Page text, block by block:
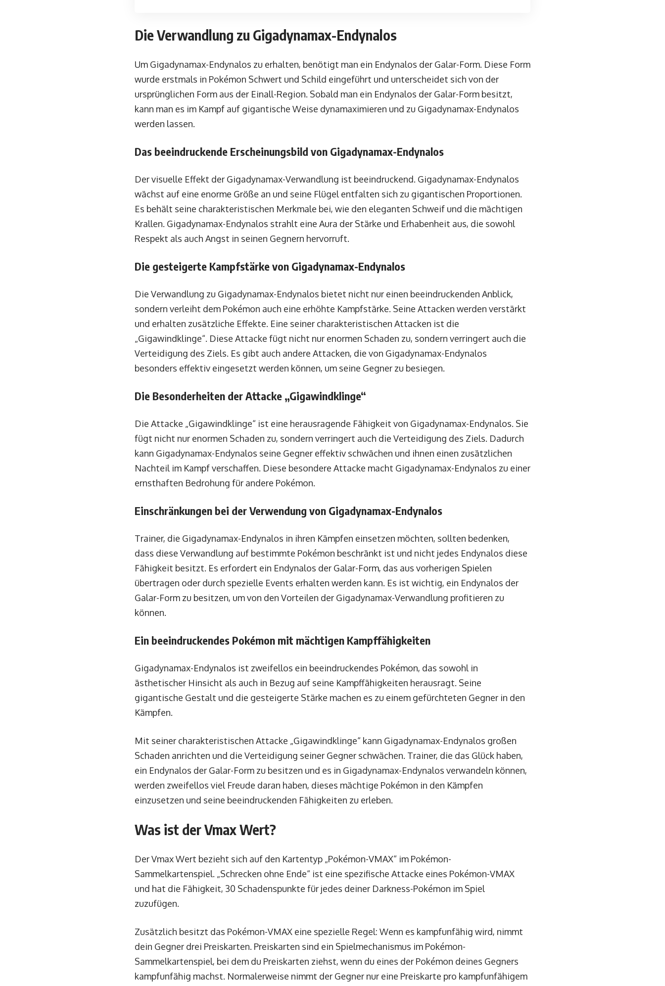
Die Verwandlung zu Gigadynamax-Endynalos
Um Gigadynamax-Endynalos zu erhalten, benötigt man ein Endynalos der Galar-Form. Diese Form
wurde erstmals in Pokémon Schwert und Schild eingeführt und unterscheidet sich von der
ursprünglichen Form aus der Einall-Region. Sobald man ein Endynalos der Galar-Form besitzt,
kann man es im Kampf auf gigantische Weise dynamaximieren und zu Gigadynamax-Endynalos
werden lassen.
Das beeindruckende Erscheinungsbild von Gigadynamax-Endynalos
Der visuelle Effekt der Gigadynamax-Verwandlung ist beeindruckend. Gigadynamax-Endynalos
wächst auf eine enorme Größe an und seine Flügel entfalten sich zu gigantischen Proportionen.
Es behält seine charakteristischen Merkmale bei, wie den eleganten Schweif und die mächtigen
Krallen. Gigadynamax-Endynalos strahlt eine Aura der Stärke und Erhabenheit aus, die sowohl
Respekt als auch Angst in seinen Gegnern hervorruft.
Die gesteigerte Kampfstärke von Gigadynamax-Endynalos
Die Verwandlung zu Gigadynamax-Endynalos bietet nicht nur einen beeindruckenden Anblick,
sondern verleiht dem Pokémon auch eine erhöhte Kampfstärke. Seine Attacken werden verstärkt
und erhalten zusätzliche Effekte. Eine seiner charakteristischen Attacken ist die
„Gigawindklinge“. Diese Attacke fügt nicht nur enormen Schaden zu, sondern verringert auch die
Verteidigung des Ziels. Es gibt auch andere Attacken, die von Gigadynamax-Endynalos
besonders effektiv eingesetzt werden können, um seine Gegner zu besiegen.
Die Besonderheiten der Attacke „Gigawindklinge“
Die Attacke „Gigawindklinge“ ist eine herausragende Fähigkeit von Gigadynamax-Endynalos. Sie
fügt nicht nur enormen Schaden zu, sondern verringert auch die Verteidigung des Ziels. Dadurch
kann Gigadynamax-Endynalos seine Gegner effektiv schwächen und ihnen einen zusätzlichen
Nachteil im Kampf verschaffen. Diese besondere Attacke macht Gigadynamax-Endynalos zu einer
ernsthaften Bedrohung für andere Pokémon.
Einschränkungen bei der Verwendung von Gigadynamax-Endynalos
Trainer, die Gigadynamax-Endynalos in ihren Kämpfen einsetzen möchten, sollten bedenken,
dass diese Verwandlung auf bestimmte Pokémon beschränkt ist und nicht jedes Endynalos diese
Fähigkeit besitzt. Es erfordert ein Endynalos der Galar-Form, das aus vorherigen Spielen
übertragen oder durch spezielle Events erhalten werden kann. Es ist wichtig, ein Endynalos der
Galar-Form zu besitzen, um von den Vorteilen der Gigadynamax-Verwandlung profitieren zu
können.
Ein beeindruckendes Pokémon mit mächtigen Kampffähigkeiten
Gigadynamax-Endynalos ist zweifellos ein beeindruckendes Pokémon, das sowohl in
ästhetischer Hinsicht als auch in Bezug auf seine Kampffähigkeiten herausragt. Seine
gigantische Gestalt und die gesteigerte Stärke machen es zu einem gefürchteten Gegner in den
Kämpfen.
Mit seiner charakteristischen Attacke „Gigawindklinge“ kann Gigadynamax-Endynalos großen
Schaden anrichten und die Verteidigung seiner Gegner schwächen. Trainer, die das Glück haben,
ein Endynalos der Galar-Form zu besitzen und es in Gigadynamax-Endynalos verwandeln können,
werden zweifellos viel Freude daran haben, dieses mächtige Pokémon in den Kämpfen
einzusetzen und seine beeindruckenden Fähigkeiten zu erleben.
Was ist der Vmax Wert?
Der Vmax Wert bezieht sich auf den Kartentyp „Pokémon-VMAX“ im Pokémon-
Sammelkartenspiel. „Schrecken ohne Ende“ ist eine spezifische Attacke eines Pokémon-VMAX
und hat die Fähigkeit, 30 Schadenspunkte für jedes deiner Darkness-Pokémon im Spiel
zuzufügen.
Zusätzlich besitzt das Pokémon-VMAX eine spezielle Regel: Wenn es kampfunfähig wird, nimmt
dein Gegner drei Preiskarten. Preiskarten sind ein Spielmechanismus im Pokémon-
Sammelkartenspiel, bei dem du Preiskarten ziehst, wenn du eines der Pokémon deines Gegners
kampfunfähig machst. Normalerweise nimmt der Gegner nur eine Preiskarte pro kampfunfähigem